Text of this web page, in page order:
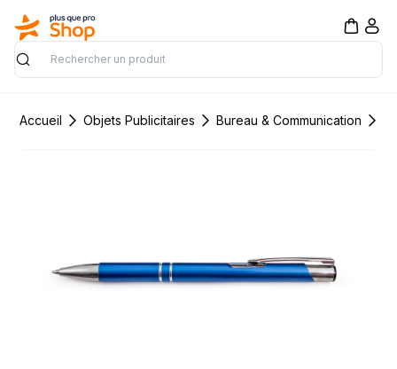
Rechercher
Accueil Objets Publicitaires Bureau & Communication